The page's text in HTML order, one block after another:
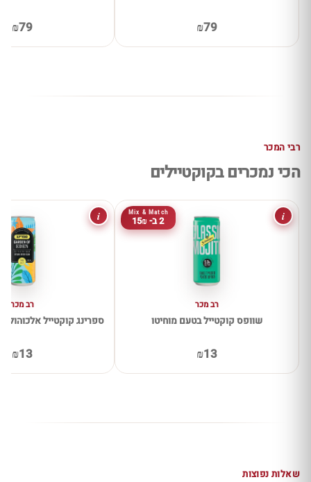
₪79
₪79
רבי המכר
הכי נמכרים בקוקטיילים
רב מכר
שוופס קוקטייל בטעם מוחיטו
₪13
Mix & Match
2 ב- 15₪ i
רב מכר
ספרינג קוקטייל
₪13
i
שאלות נפוצות